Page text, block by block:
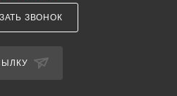
ЗВОНОК